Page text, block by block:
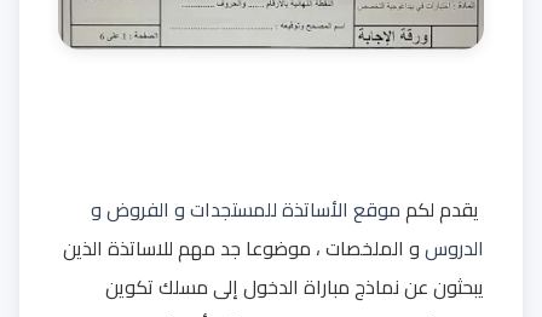
يقدم لكمموقع الأساتذة للمستجدات و الفروض و
الدروسو الملخصات ، موضوعا جد مهم للاساتذة الذين
يبحثون عن نماذج مباراة الدخول إلى مسلك تكوين